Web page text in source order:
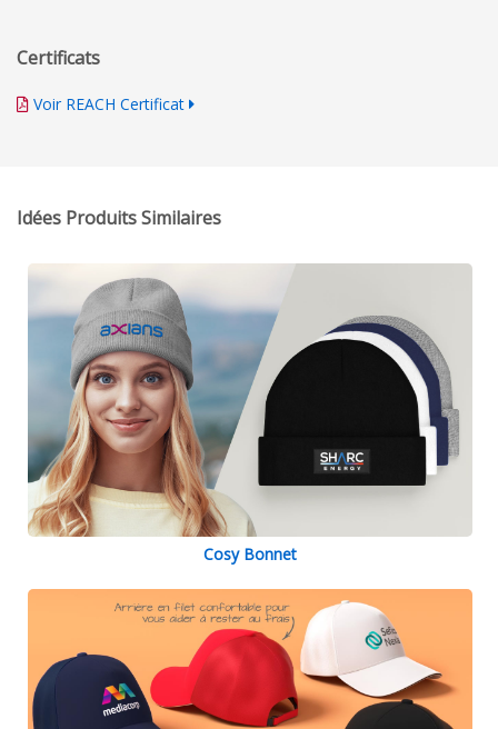
Certificats
Voir REACH Certificat
Idées Produits Similaires
Cosy Bonnet